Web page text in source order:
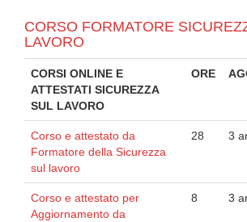
CORSO FORMATORE
LAVORO
CORSI ONLINE E
ATTESTATI SICUREZZA
SUL LAVORO
ORE
Corso e attestato da
Formatore della Sicurezza
sul lavoro
28 3
Corso e attestato per
Aggiornamento da
8 3